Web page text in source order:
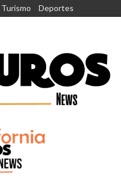
Turismo Deportes